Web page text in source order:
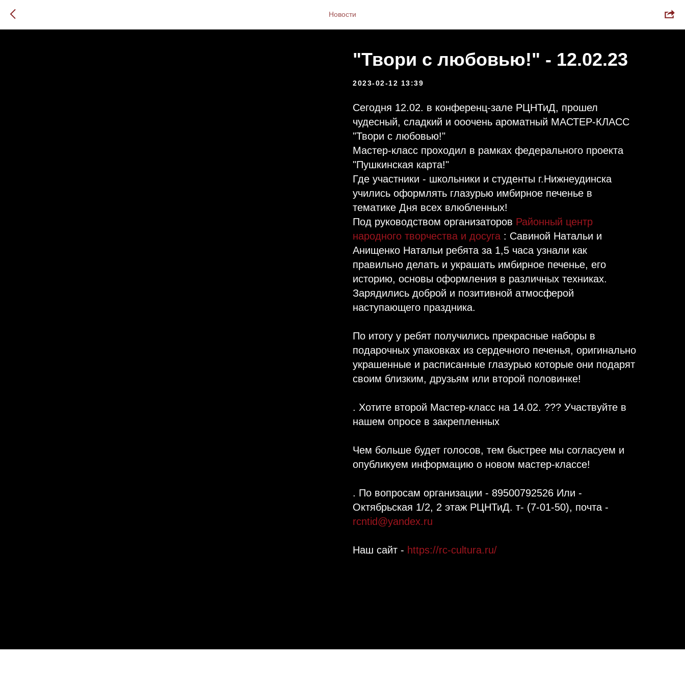
Новости
"Твори с любовью!" - 12.02.23
2023-02-12 13:39
Сегодня 12.02. в конференц-зале РЦНТиД, прошел
чудесный, сладкий и ооочень ароматный МАСТЕР-КЛАСС
"Твори с любовью!"
Мастер-класс проходил в рамках федерального проекта
"Пушкинская карта!"
Где участники - школьники и студенты г.Нижнеудинска
учились оформлять глазурью имбирное печенье в
тематике Дня всех влюбленных!
Под руководством организаторов Районный центр
народного творчества и досуга : Савиной Натальи и
Анищенко Натальи ребята за 1,5 часа узнали как
правильно делать и украшать имбирное печенье, его
историю, основы оформления в различных техниках.
Зарядились доброй и позитивной атмосферой
наступающего праздника.
По итогу у ребят получились прекрасные наборы в
подарочных упаковках из сердечного печенья, оригинально
украшенные и расписанные глазурью которые они подарят
своим близким, друзьям или второй половинке!
. Хотите второй Мастер-класс на 14.02. ??? Участвуйте в
нашем опросе в закрепленных
Чем больше будет голосов, тем быстрее мы согласуем и
опубликуем информацию о новом мастер-классе!
. По вопросам организации - 89500792526 Или -
Октябрьская 1/2, 2 этаж РЦНТиД. т- (7-01-50), почта -
rcntid@yandex.ru
Наш сайт - https://rc-cultura.ru/